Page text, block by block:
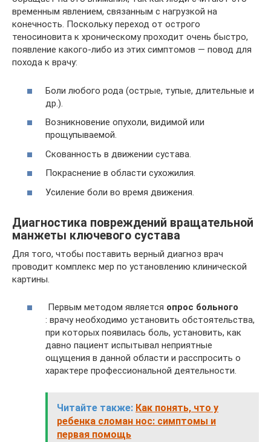
временным явлением, связанным с нагрузкой на
конечность. Поскольку переход от острого
теносиновита к хроническому проходит очень быстро,
появление какого-либо из этих симптомов — повод для
похода к врачу:
Боли любого рода (острые, тупые, длительные и
др.).
Возникновение опухоли, видимой или
прощупываемой.
Скованность в движении сустава.
Покраснение в области сухожилия.
Усиление боли во время движения.
Диагностика повреждений вращательной
манжеты ключевого сустава
Для того, чтобы поставить верный диагноз врач
проводит комплекс мер по установлению клинической
картины.
Первым методом является опрос больного
: врачу необходимо установить обстоятельства,
при которых появилась боль, установить, как
давно пациент испытывал неприятные
ощущения в данной области и расспросить о
характере профессиональной деятельности.
Читайте также: Как понять, что у
ребенка сломан нос: симптомы и
первая помощь